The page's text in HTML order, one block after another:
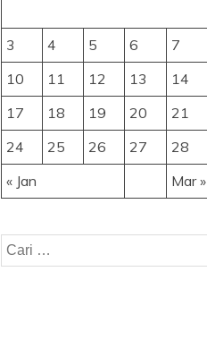
« Jan Mar »
3
4 5 6 7
10
11 12 13 14
17
18 19 20 21
24
25 26 27 28
Cari
untuk: